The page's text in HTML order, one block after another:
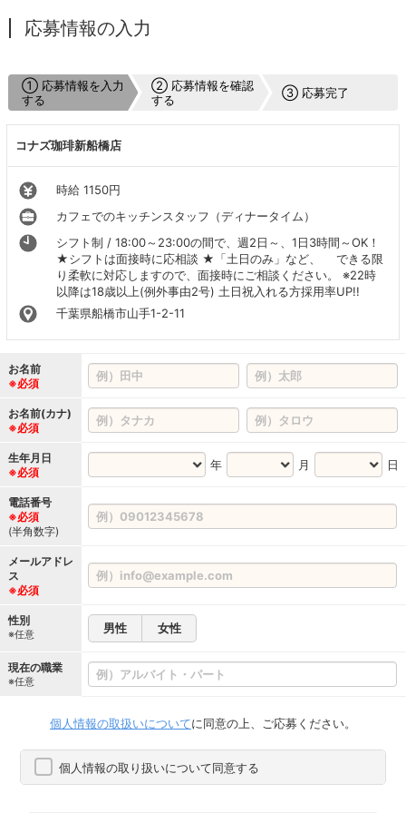
応募情報の入力
① 応募情報を入力
する
② 応募情報を確認
する
③ 応募完了
コナズ珈琲新船橋店
時給 1150円
カフェでのキッチンスタッフ（ディナータイム）
シフト制 / 18:00～23:00の間で、週2日～、1日3時間～OK！
★シフトは面接時に応相談 ★「土日のみ」など、 できる限
り柔軟に対応しますので、面接時にご相談ください。 ※22時
以降は18歳以上(例外事由2号) 土日祝入れる方採用率UP!!
千葉県船橋市山手1-2-11
お名前
※必須
お名前(カナ)
※必須
生年月日
※必須
年 月 日
電話番号
※必須
(半角数字)
メールアドレ
ス
※必須
性別
※任意 男性 女性
現在の職業
※任意
個人情報の取扱いについてに同意の上、ご応募ください。
個人情報の取り扱いについて同意する